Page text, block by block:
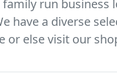
family run
have a diverse
or else visit our